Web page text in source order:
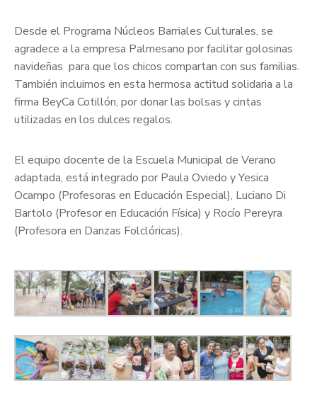
Desde el Programa Núcleos Barriales Culturales, se
agradece a la empresa Palmesano por facilitar golosinas
navideñas para que los chicos compartan con sus familias.
También incluimos en esta hermosa actitud solidaria a la
firma BeyCa Cotillón, por donar las bolsas y cintas
utilizadas en los dulces regalos.
El equipo docente de la Escuela Municipal de Verano
adaptada, está integrado por Paula Oviedo y Yesica
Ocampo (Profesoras en Educación Especial), Luciano Di
Bartolo (Profesor en Educación Física) y Rocío Pereyra
(Profesora en Danzas Folclóricas).